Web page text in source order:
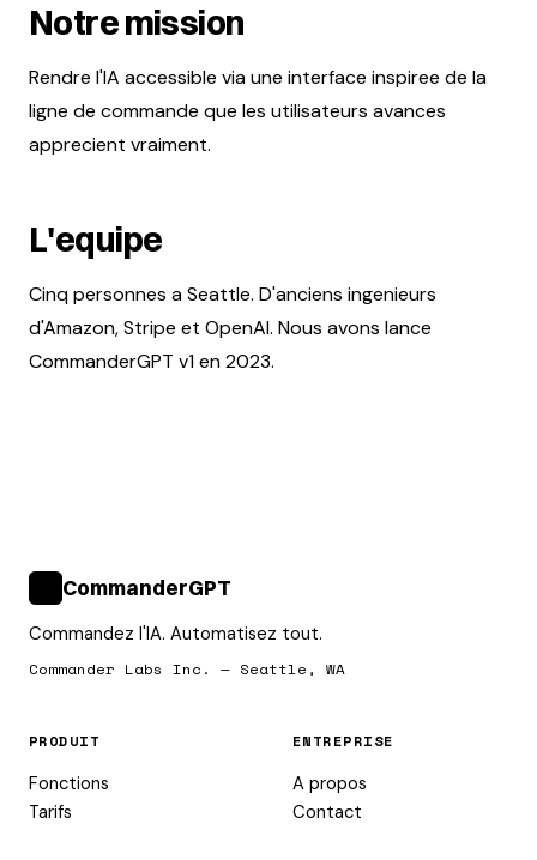
Notre mission
Rendre l'IA accessible via une interface inspiree de la
ligne de commande que les utilisateurs avances
apprecient vraiment.
L'equipe
Cinq personnes a Seattle. D'anciens ingenieurs
d'Amazon, Stripe et OpenAI. Nous avons lance
CommanderGPT v1 en 2023.
CommanderGPT
Commandez l'IA. Automatisez tout.
Commander Labs Inc. — Seattle, WA
PRODUIT
Fonctions
Tarifs
ENTREPRISE
A propos
Contact